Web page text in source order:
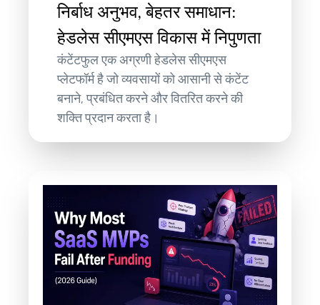
निर्बाध अनुभव, बेहतर समाधान:
हेडलेस सीएमएस विकास में निपुणता
कंटेंटफुल एक अग्रणी हेडलेस सीएमएस
प्लेटफॉर्म है जो व्यवसायों को आसानी से कंटेंट
बनाने, प्रबंधित करने और वितरित करने की
शक्ति प्रदान करता है।